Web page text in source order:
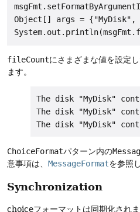
Object[] args = {"MyDisk",
fileCountにさまざまな値を設定
ます。
The disk "MyDisk"
The disk "MyDisk"
ChoiceFormatパターン内の
意事項は、 MessageFormatを参照
Synchronization
choiceフォーマットは同期化されま